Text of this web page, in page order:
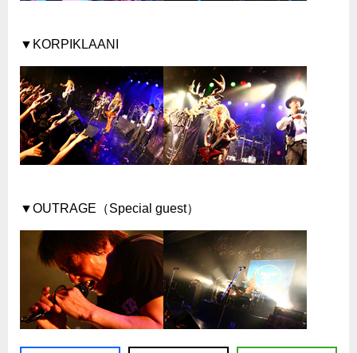
▼KORPIKLAANI
▼OUTRAGE（Special guest）